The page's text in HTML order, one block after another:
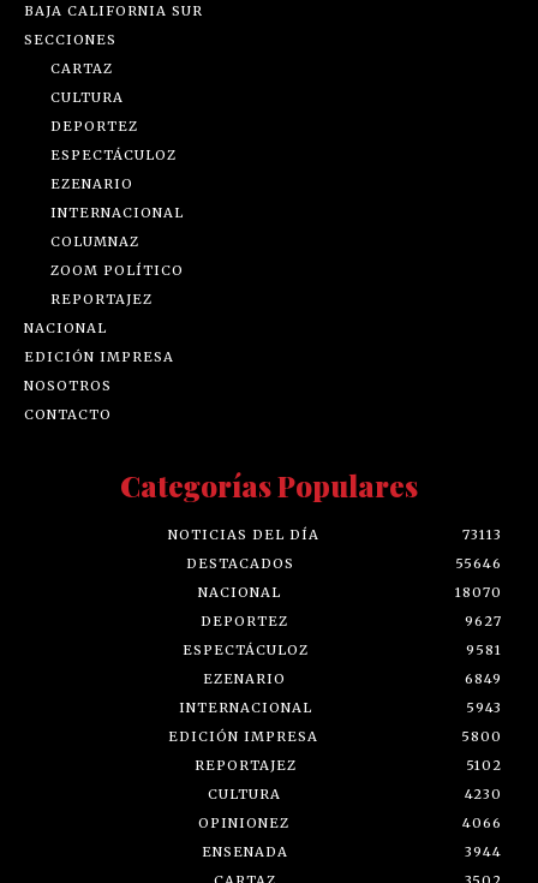
BAJA CALIFORNIA SUR
SECCIONES
CARTAZ
CULTURA
DEPORTEZ
ESPECTÁCULOZ
EZENARIO
INTERNACIONAL
COLUMNAZ
ZOOM POLÍTICO
REPORTAJEZ
NACIONAL
EDICIÓN IMPRESA
NOSOTROS
CONTACTO
Categorías Populares
NOTICIAS DEL DÍA
73113
DESTACADOS
55646
NACIONAL
18070
DEPORTEZ
9627
ESPECTÁCULOZ
9581
EZENARIO
6849
INTERNACIONAL
5943
EDICIÓN IMPRESA
5800
REPORTAJEZ
5102
CULTURA
4230
OPINIONEZ
4066
ENSENADA
3944